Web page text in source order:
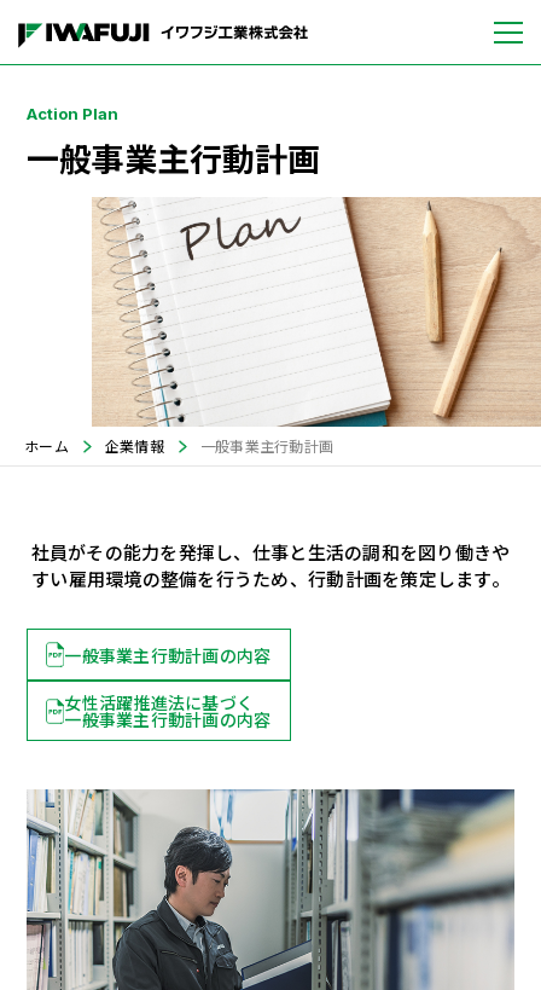
一般事業主行動計画
ホーム 企業情報 一般事業主行動計画
社員がその能力を発揮し、仕事と生活の調和を図り働きや
すい雇用環境の整備を行うため、行動計画を策定します。
一般事業主行動計画の内容
女性活躍推進法に基づく
一般事業主行動計画の内容